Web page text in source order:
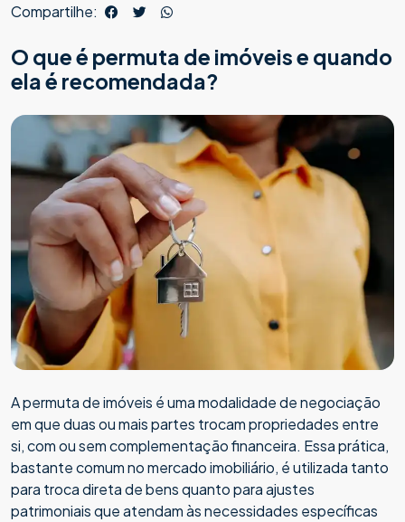
Compartilhe:
O que é permuta de imóveis e quando
ela é recomendada?
A permuta de imóveis é uma modalidade de negociação
em que duas ou mais partes trocam propriedades entre
si, com ou sem complementação financeira. Essa prática,
bastante comum no mercado imobiliário, é utilizada tanto
para troca direta de bens quanto para ajustes
patrimoniais que atendam às necessidades específicas